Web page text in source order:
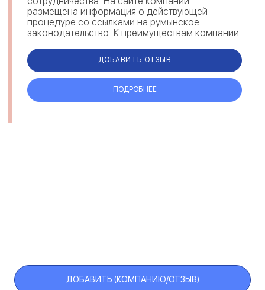
размещена информация о действующей
процедуре со ссылками на румынское
законодательство. К преимуществам компании
всех этапах оформления, сохран...
ДОБАВИТЬ ОТЗЫВ
ПОДРОБНЕЕ
ДОБАВИТЬ (КОМПАНИЮ/ОТЗЫВ)